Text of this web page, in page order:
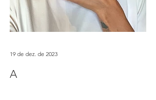
A
19 de dez. de 2023